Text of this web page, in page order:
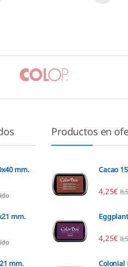
mm.
mm.
mm.
Productos en
Cacao
4,25€
4,25€
Colonial